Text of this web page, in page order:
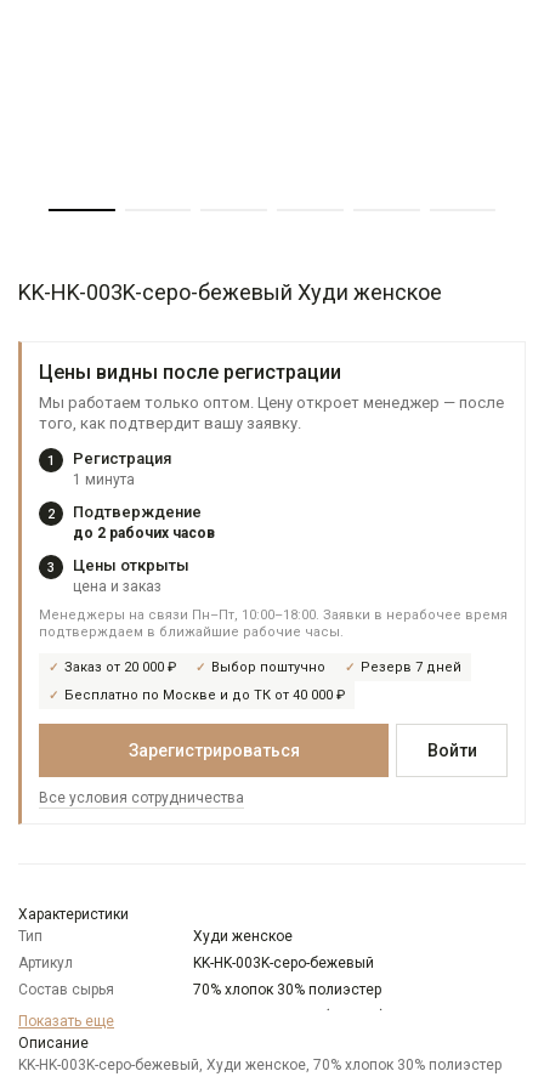
KK-HK-003K-серо-бежевый Худи женское
Цены видны после регистрации
Мы работаем только оптом. Цену откроет менеджер — после
того, как подтвердит вашу заявку.
1 Регистрация
1 минута
2 Подтверждение
до 2 рабочих часов
3 Цены открыты
цена и заказ
Менеджеры на связи Пн–Пт, 10:00–18:00. Заявки в нерабочее время
подтверждаем в ближайшие рабочие часы.
Заказ от 20 000 ₽ Выбор поштучно
Резерв 7 дней
Бесплатно по Москве и до ТК от 40 000 ₽
Зарегистрироваться Войти
Все условия сотрудничества
Характеристики
Тип
Худи женское
Артикул
KK-HK-003K-серо-бежевый
Состав сырья
70% хлопок 30% полиэстер
Бренд
Модель
Цвет
Бежевый
Показать еще
Описание
KK-HK-003K-серо-бежевый, Худи женское, 70% хлопок 30% полиэстер